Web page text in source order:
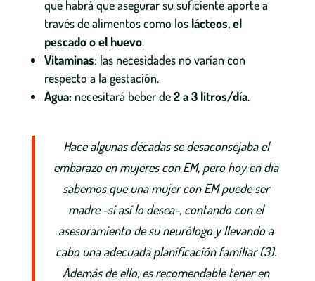
que habrá que asegurar su suficiente aporte a
través de alimentos como los lácteos, el
pescado o el huevo.
Vitaminas: las necesidades no varían con
respecto a la gestación.
Agua:necesitará beber de2 a 3 litros/día.
Hace algunas décadas se desaconsejaba el
embarazo en mujeres con EM, pero hoy en día
sabemos que una mujer con EM puede ser
madre -si así lo desea-, contando con el
asesoramiento de su neurólogo y llevando a
cabo una adecuada planificación familiar (3).
Además de ello, es recomendable tener en